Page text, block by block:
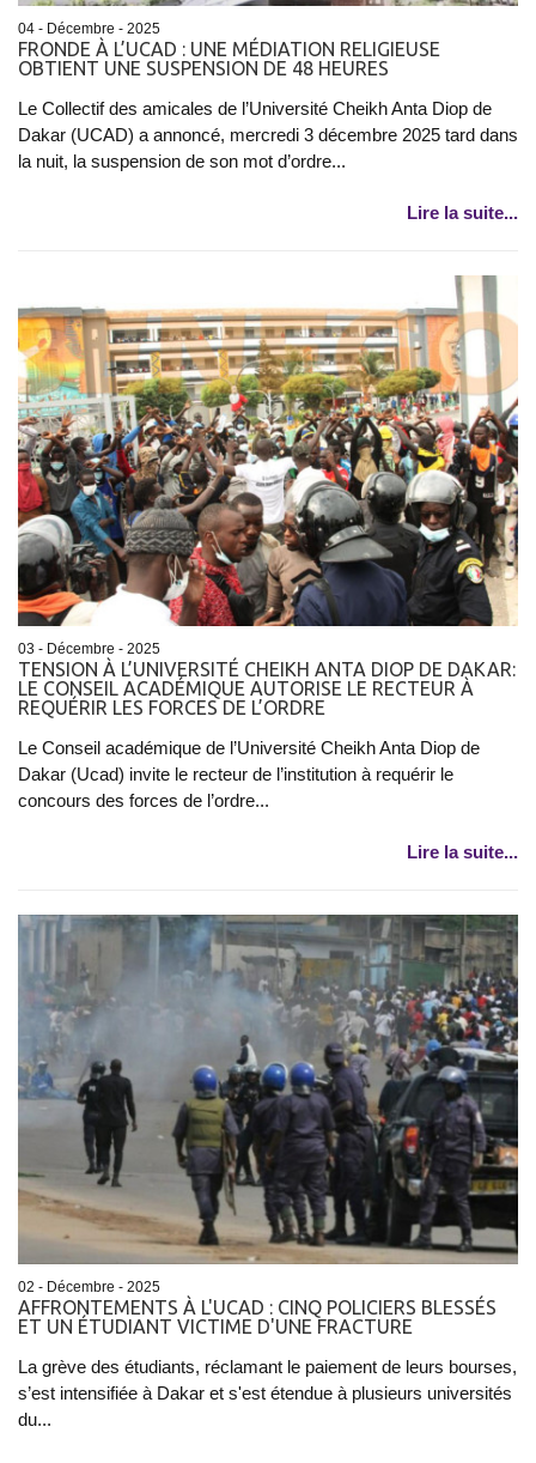
04 - Décembre - 2025
FRONDE À L’UCAD : UNE MÉDIATION RELIGIEUSE
OBTIENT UNE SUSPENSION DE 48 HEURES
Le Collectif des amicales de l’Université Cheikh Anta Diop de
Dakar (UCAD) a annoncé, mercredi 3 décembre 2025 tard dans
la nuit, la suspension de son mot d’ordre...
Lire la suite...
03 - Décembre - 2025
TENSION À L’UNIVERSITÉ CHEIKH ANTA DIOP DE DAKAR:
LE CONSEIL ACADÉMIQUE AUTORISE LE RECTEUR À
REQUÉRIR LES FORCES DE L’ORDRE
Le Conseil académique de l’Université Cheikh Anta Diop de
Dakar (Ucad) invite le recteur de l’institution à requérir le
concours des forces de l’ordre...
Lire la suite...
02 - Décembre - 2025
AFFRONTEMENTS À L'UCAD : CINQ POLICIERS BLESSÉS
ET UN ÉTUDIANT VICTIME D'UNE FRACTURE
La grève des étudiants, réclamant le paiement de leurs bourses,
s’est intensifiée à Dakar et s'est étendue à plusieurs universités
du...